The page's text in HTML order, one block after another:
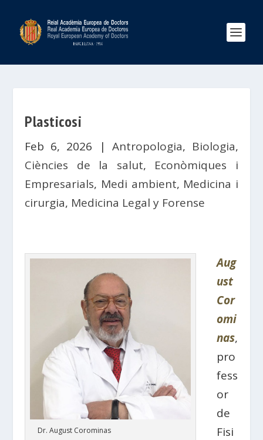
Plasticosi
Feb 6, 2026 | Antropologia, Biologia,
Ciències de la salut, Econòmiques i
Empresarials, Medi ambient, Medicina i
cirurgia, Medicina Legal y Forense
Dr. August Corominas
Aug
ust
Cor
omi
nas,
pro
fess
or
de
Fisi